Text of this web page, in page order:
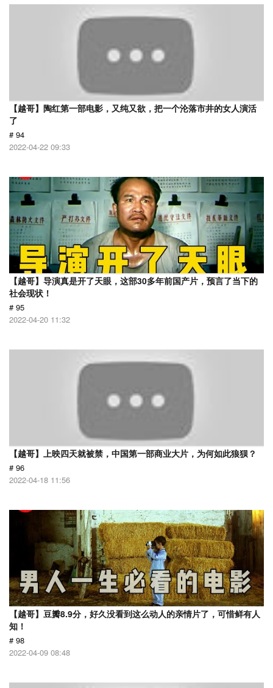
【越哥】陶红第一部电影，又纯又欲，把一个沦落市井的女人演活
了
# 94
2022-04-22 09:33
【越哥】导演真是开了天眼，这部30多年前国产片，预言了当下的
社会现状！
# 95
2022-04-20 11:32
【越哥】上映四天就被禁，中国第一部商业大片，为何如此狼狈？
# 96
2022-04-18 11:56
【越哥】豆瓣8.9分，好久没看到这么动人的亲情片了，可惜鲜有人
知！
# 98
2022-04-09 08:48